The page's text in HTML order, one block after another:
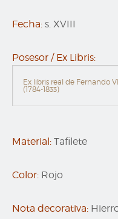
Fecha: s. XVIII
Posesor / Ex Libris:
Ex libris real de Fernando
(1784-1833)
Material: Tafilete
Color: Rojo
Nota decorativa: